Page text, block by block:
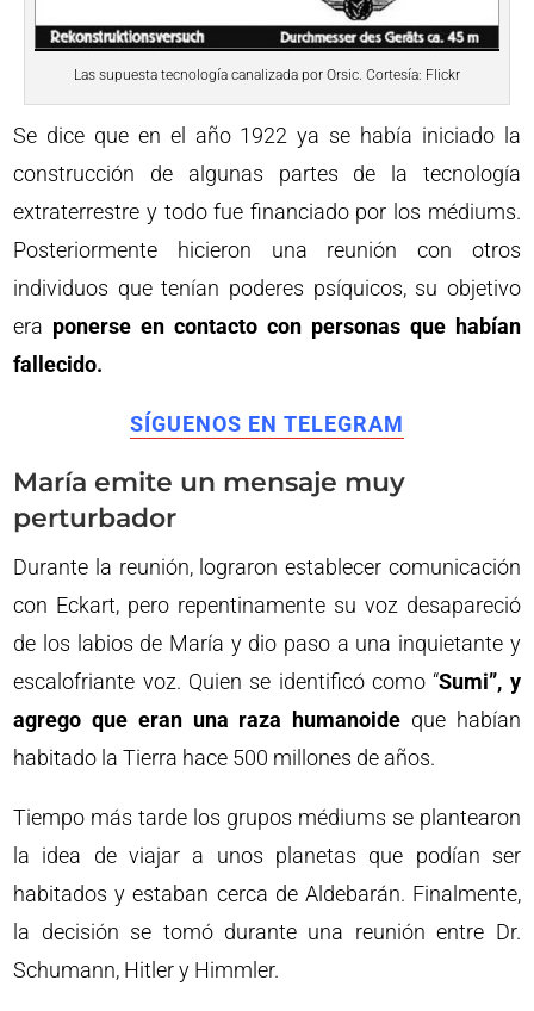
Las supuesta tecnología canalizada por Orsic. Cortesía: Flickr
Se dice que en el año 1922 ya se había iniciado la
construcción de algunas partes de la tecnología
extraterrestre y todo fue financiado por los médiums.
Posteriormente hicieron una reunión con otros
individuos que tenían poderes psíquicos, su objetivo
era ponerse en contacto con personas que habían
fallecido.
SÍGUENOS EN TELEGRAM
María emite un mensaje muy
perturbador
Durante la reunión, lograron establecer comunicación
con Eckart, pero repentinamente su voz desapareció
de los labios de María y dio paso a una inquietante y
escalofriante voz. Quien se identificó como “Sumi”, y
agrego que eran una raza humanoide que habían
habitado la Tierra hace 500 millones de años.
Tiempo más tarde los grupos médiums se plantearon
la idea de viajar a unos planetas que podían ser
habitados y estaban cerca de Aldebarán. Finalmente,
la decisión se tomó durante una reunión entre Dr.
Schumann, Hitler y Himmler.